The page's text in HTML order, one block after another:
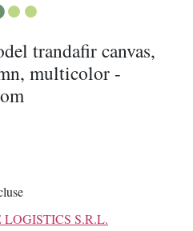
trandafir canvas,
multicolor -
S.R.L.